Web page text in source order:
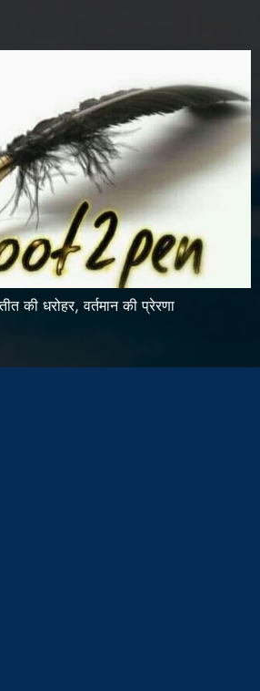
की धरोहर, वर्तमान की प्रेरणा